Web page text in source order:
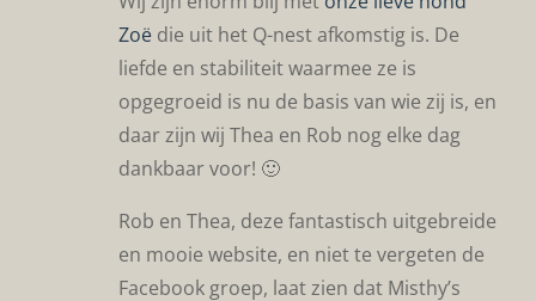
Zoë die uit het Q-nest afkomstig is. De
liefde en stabiliteit waarmee ze is
opgegroeid is nu de basis van wie zij is, en
daar zijn wij Thea en Rob nog elke dag
dankbaar voor! 🙂
Rob en Thea, deze fantastisch uitgebreide
en mooie website, en niet te vergeten de
Facebook groep, laat zien dat Misthy’s